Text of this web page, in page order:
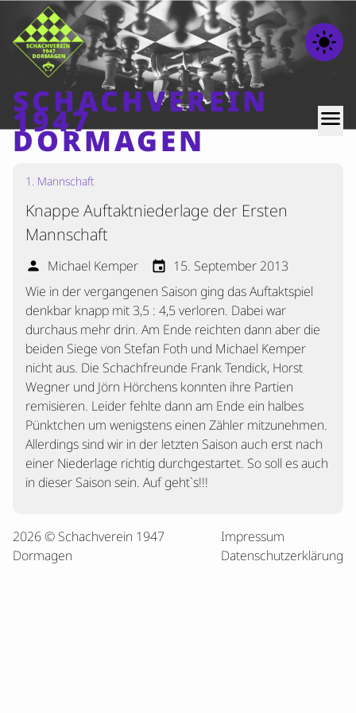
light_mode
SCHACHVEREIN
1947
DORMAGEN
menu
Home
Beiträge
Mannschaften
Ranglisten
Termine
Verschiedenes
Kontakt
1. Mannschaft
Knappe Auftaktniederlage der Ersten
Mannschaft
person Michael Kemper event 15. September 2013
Wie in der vergangenen Saison ging das Auftaktspiel
denkbar knapp mit 3,5 : 4,5 verloren. Dabei war
durchaus mehr drin. Am Ende reichten dann aber die
beiden Siege von Stefan Foth und Michael Kemper
nicht aus. Die Schachfreunde Frank Tendick, Horst
Wegner und Jörn Hörchens konnten ihre Partien
remisieren. Leider fehlte dann am Ende ein halbes
Pünktchen um wenigstens einen Zähler mitzunehmen.
Allerdings sind wir in der letzten Saison auch erst nach
einer Niederlage richtig durchgestartet. So soll es auch
in dieser Saison sein. Auf geht`s!!!
2026 © Schachverein 1947
Dormagen
Impressum
Datenschutzerklärung